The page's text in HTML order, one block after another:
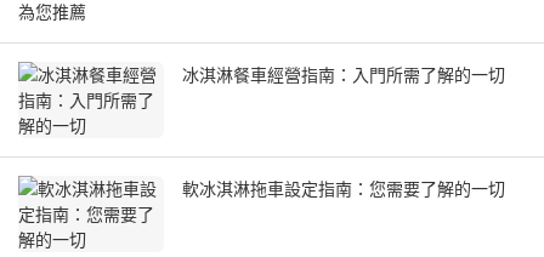
為您推薦
冰淇淋餐車經營指南：入門所需了解的一切
軟冰淇淋拖車設定指南：您需要了解的一切